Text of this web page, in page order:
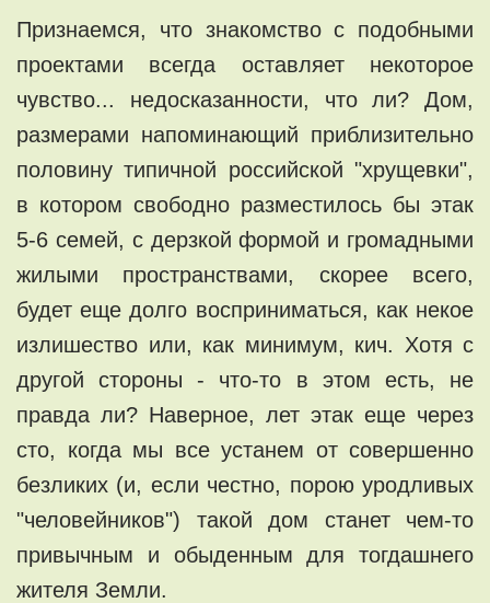
Признаемся, что знакомство с подобными
проектами всегда оставляет некоторое
чувство... недосказанности, что ли? Дом,
размерами напоминающий приблизительно
половину типичной российской "хрущевки",
в котором свободно разместилось бы этак
5-6 семей, с дерзкой формой и громадными
жилыми пространствами, скорее всего,
будет еще долго восприниматься, как некое
излишество или, как минимум, кич. Хотя с
другой стороны - что-то в этом есть, не
правда ли? Наверное, лет этак еще через
сто, когда мы все устанем от совершенно
безликих (и, если честно, порою уродливых
"человейников") такой дом станет чем-то
привычным и обыденным для тогдашнего
жителя Земли.